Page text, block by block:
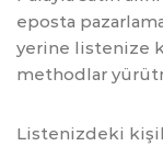
eposta
yerine listenize
methodlar
Listenizdeki